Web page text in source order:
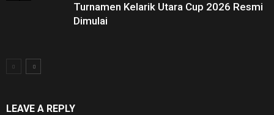
Turnamen Kelarik Utara Cup 2026 Resmi
Dimulai
LEAVE A REPLY